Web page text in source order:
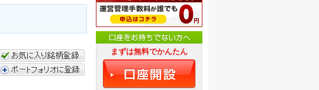
まずは無料でかんたん